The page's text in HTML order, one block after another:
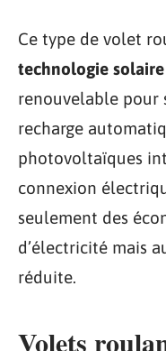
Ce type de volet
technologie solaire
renouvelable pour
recharge
photovoltaïques
connexion
seulement des
d’électricité mais
réduite.
Volets